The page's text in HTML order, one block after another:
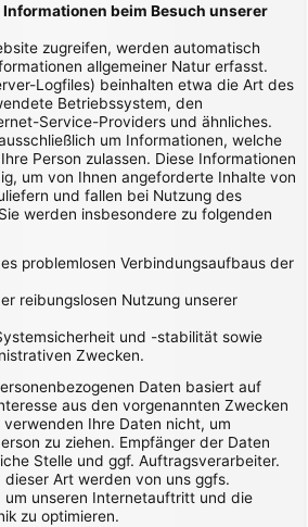
beim Besuch unserer
zugreifen, werden automatisch
allgemeiner Natur erfasst.
Logfiles) beinhalten etwa die Art des
Betriebssystem, den
Service-Providers und ähnliches.
um Informationen, welche
Person zulassen. Diese Informationen
um von Ihnen angeforderte Inhalte von
und fallen bei Nutzung des
werden insbesondere zu folgenden
problemlosen Verbindungsaufbaus der
reibungslosen Nutzung unserer
und -stabilität sowie
Zwecken.
Daten basiert auf
aus den vorgenannten Zwecken
Ihre Daten nicht, um
zu ziehen. Empfänger der Daten
Stelle und ggf. Auftragsverarbeiter.
Art werden von uns ggfs.
unseren Internetauftritt und die
zu optimieren.